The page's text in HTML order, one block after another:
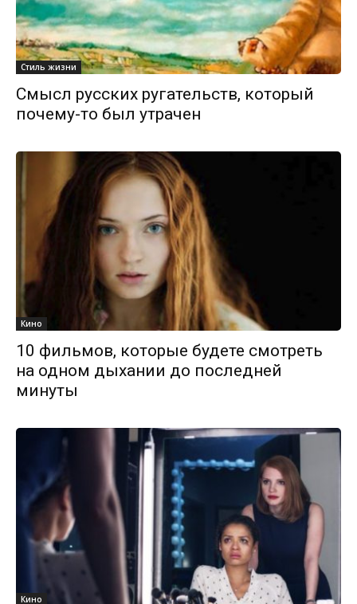
Стиль жизни
Смысл русских ругательств, который
почему-то был утрачен
Кино
10 фильмов, которые будете смотреть
на одном дыхании до последней
минуты
Кино